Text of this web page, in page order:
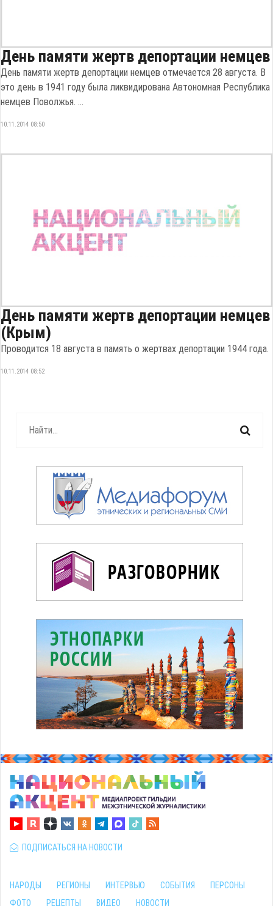
День памяти жертв депортации немцев
День памяти жертв депортации немцев отмечается 28 августа. В
это день в 1941 году была ликвидирована Автономная Республика
немцев Поволжья. ...
10.11.2014 08:50
День памяти жертв депортации немцев
(Крым)
Проводится 18 августа в память о жертвах депортации 1944 года.
10.11.2014 08:52
ПОДПИСАТЬСЯ НА НОВОСТИ
НАРОДЫ РЕГИОНЫ ИНТЕРВЬЮ СОБЫТИЯ
ПЕРСОНЫ
ФОТО
РЕЦЕПТЫ ВИДЕО НОВОСТИ